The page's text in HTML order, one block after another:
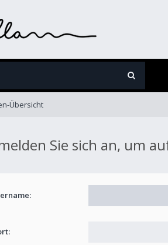
Übersicht
Sie sich an, um